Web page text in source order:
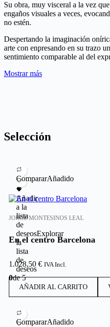
Su obra, muy visceral a la vez
engaños visuales a veces,
no estén.
Despertando la imaginación
arte con enpresando en su trazo
sentimiento comparable al del
Mostrar más
Selección
CompararAñadido
Añadir
a la
lista
de
deseosExplorar
la
lista
de
deseos
JORGE MONTESINOS LEAL
En el centro Barcelona
1.028,50 € IVA Incl.
0de 5
AÑADIR AL CARRITO
CompararAñadido